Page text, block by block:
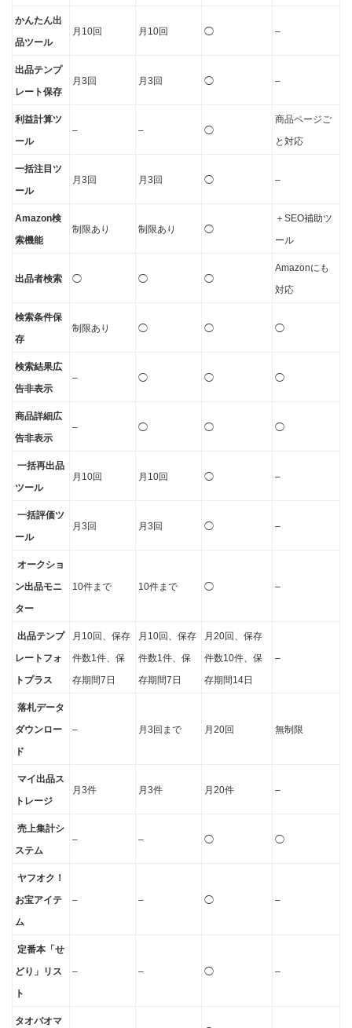
かんたん出
品ツール
月10回 月10回 ◯ –
出品テンプ
レート保存
月3回 月3回 ◯ –
利益計算ツ
ール
– – ◯
商品ページご
と対応
一括注目ツ
ール
月3回 月3回 ◯ –
Amazon検
索機能
制限あり 制限あり ◯
＋SEO補助ツ
ール
出品者検索 ◯ ◯ ◯
Amazonにも
対応
検索条件保
存
制限あり ◯ ◯ ◯
検索結果広
告非表示
– ◯ ◯ ◯
商品詳細広
告非表示
– ◯ ◯ ◯
一括再出品
ツール
月10回 月10回 ◯ –
一括評価ツ
ール
月3回 月3回 ◯ –
オークショ
ン出品モニ
ター
10件まで 10件まで ◯ –
出品テンプ
レートフォ
トプラス
月10回、保存
件数1件、保
存期間7日
月10回、保存
件数1件、保
存期間7日
月20回、保存
件数10件、保
存期間14日
–
落札データ
ダウンロー
ド
– 月3回まで 月20回 無制限
マイ出品ス
トレージ
月3件 月3件 月20件 –
売上集計シ
ステム
– – ◯ ◯
ヤフオク！
お宝アイテ
ム
– – ◯ –
定番本「せ
どり」リス
ト
– – ◯ –
タオバオマ